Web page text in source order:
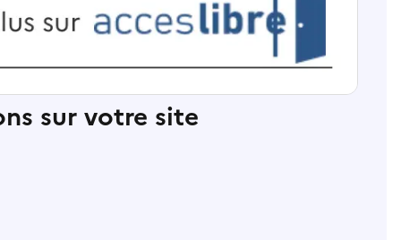
sur votre site